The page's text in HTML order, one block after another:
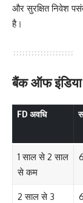
और सुरक्षित निवेश
है।
बैंक ऑफ इंडिया
FD अवधि
1 साल से 2 साल
से कम
2 साल से 3